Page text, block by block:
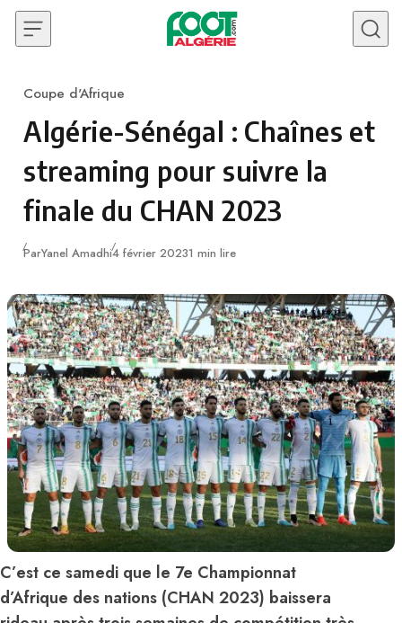
Skip to content
Category
Coupe d'Afrique
Algérie-Sénégal : Chaînes et
streaming pour suivre la
finale du CHAN 2023
ParYanel AmadhiPublié
4 février 20231 min lire
C’est ce samedi que le 7e Championnat
d’Afrique des nations (CHAN 2023) baissera